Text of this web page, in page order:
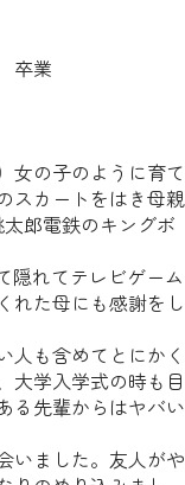
卒業
女の子のように育て
スカートをはき母親
郎電鉄のキングボ
隠れてテレビゲーム
れた母にも感謝をし
人も含めてとにかく
大学入学式の時も目
る先輩からはヤバい
いました。友人がや